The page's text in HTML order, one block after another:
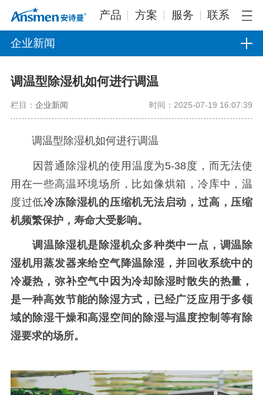
产品 方案 服务 联系
企业新闻
调温型除湿机如何进行调温
栏目： 企业新闻 时间：2025-07-19 16:07:39
调温型除湿机如何进行调温
因普通除湿机的使用温度为5-38度，而无法使
用在一些高温环境场所，比如像烘箱，冷库中，温
度过低冷冻除湿机的压缩机无法启动，过高，压缩
机频繁保护，寿命大受影响。
调温除湿机是除湿机众多种类中一点，调温除
湿机用蒸发器来给空气降温除湿，并回收系统中的
冷凝热，弥补空气中因为冷却除湿时散失的热量，
是一种高效节能的 除湿方式，已经广泛应用于多领
域的除湿干燥和高湿空间的除湿与温度控制等有除
湿要求的场所。